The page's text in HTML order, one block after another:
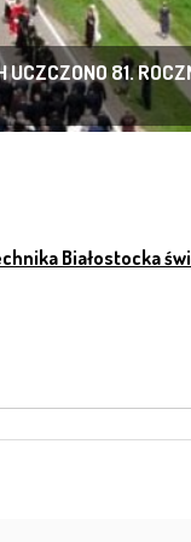
UCZCZONO 81.
Białostocka